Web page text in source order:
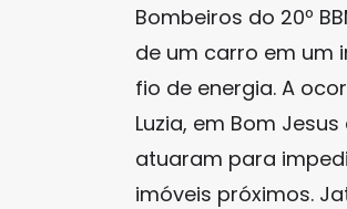
Bombeiros do 20º
de um carro em um
fio de energia. A
Luzia, em Bom
atuaram para
imóveis próximos.